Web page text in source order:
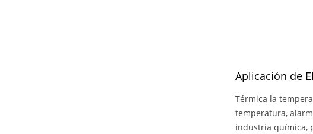
Aplicación de
Térmica la
temperatura,
industria química,